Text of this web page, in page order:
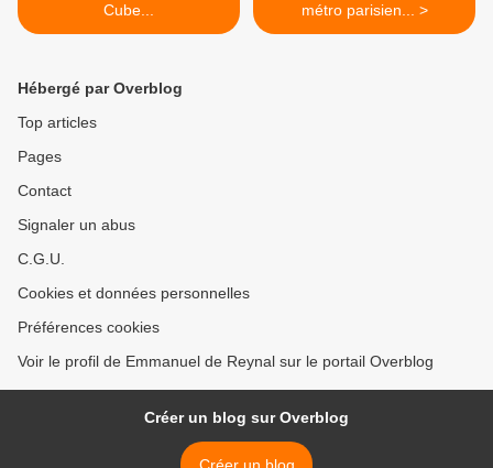
Cube...
métro parisien... >
Hébergé par Overblog
Top articles
Pages
Contact
Signaler un abus
C.G.U.
Cookies et données personnelles
Préférences cookies
Voir le profil de Emmanuel de Reynal sur le portail Overblog
Créer un blog sur Overblog